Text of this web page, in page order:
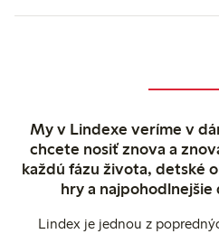
My v Lindexe veríme v
chcete nosiť znova a
každú fázu života, detské
hry a
Lindex je jednou z